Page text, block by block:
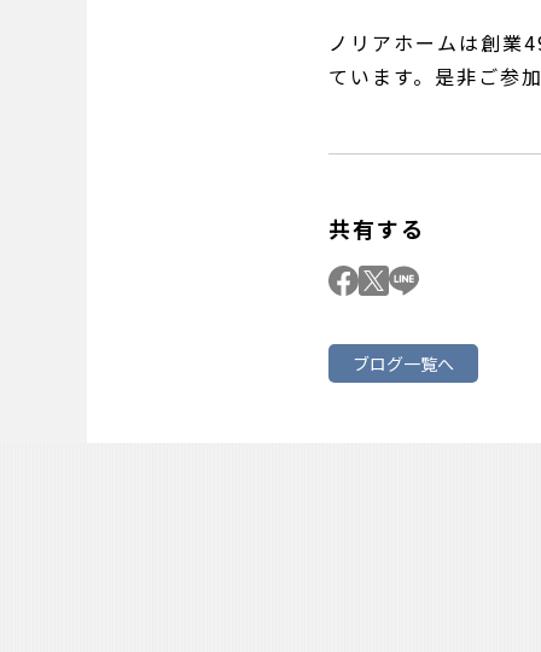
ノリアホームは創業
ています。是非ご参
共有する
ブログ一覧へ